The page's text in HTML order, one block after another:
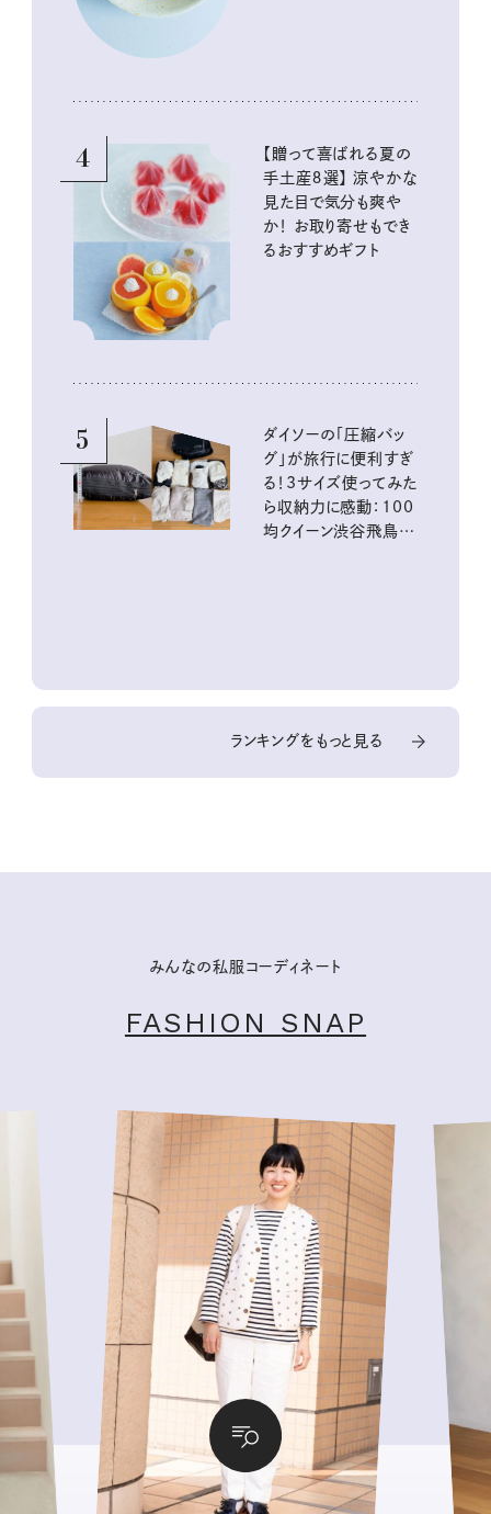
4
【贈って喜ばれる夏の
手土産８選】 涼やかな
見た目で気分も爽や
か！ お取り寄せもでき
るおすすめギフト
5
ダイソーの「圧縮バッ
グ」が旅行に便利すぎ
る！3サイズ使ってみた
ら収納力に感動：100
均クイーン渋谷飛鳥の
ランキングをもっと見る
みんなの私服コーディネート
FASHION SNAP